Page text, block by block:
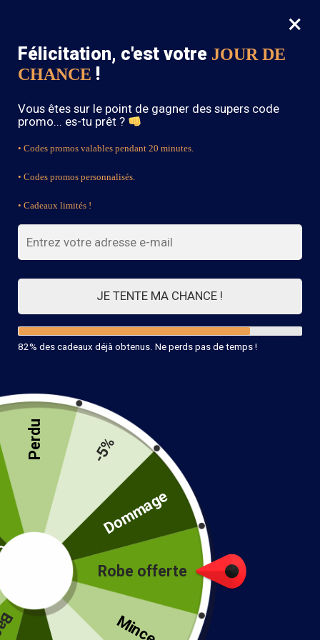
0
SOLDES : -15% sur toute la boutique avec le code « BOHEME15 »
×
Félicitation, c'est votre JOUR DE
CHANCE !
Vous êtes sur le point de gagner des supers code
promo... es-tu prêt ?
• Codes promos valables pendant 20 minutes.
• Codes promos personnalisés.
• Cadeaux limités !
JE TENTE MA CHANCE !
82% des cadeaux déjà obtenus. Ne perds pas de temps !
Robe offerte
Perdu -5%
Dommage